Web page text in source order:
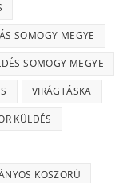
SOMOGY MEGYE
SOMOGY MEGYE
VIRÁGTÁSKA
KÜLDÉS
KOSZORÚ